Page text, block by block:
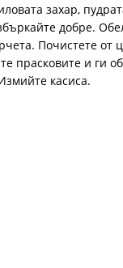
захар,
добре.
Почистете от
прасковите и ги
касиса.